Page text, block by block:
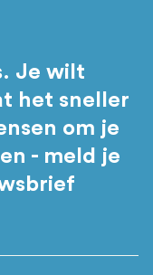
Je wilt
het sneller
om je
- meld je